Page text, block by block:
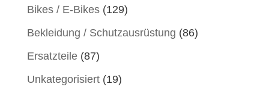
Bikes / E-Bikes (129)
Bekleidung / Schutzausrüstung (86)
Ersatzteile (87)
Unkategorisiert (19)